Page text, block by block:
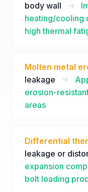
body wall
->
heating/cooling
high thermal
Molten metal
leakage
->
erosion-
areas
Differential
leakage or
expansion
bolt loading